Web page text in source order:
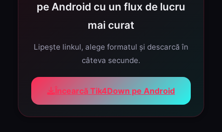
pe Android cu un flux de lucru
mai curat
Lipește linkul, alege formatul și descarcă în
câteva secunde.
Încearcă Tik4Down pe Android